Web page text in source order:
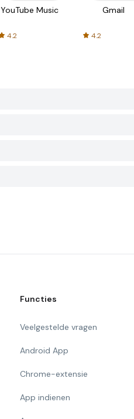
YouTube Music
4.2
Gmail
4.2
Functies
Veelgestelde vragen
Android App
Chrome-extensie
App indienen